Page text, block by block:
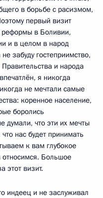
в борьбе с расизмом,
первый визит
реформы в Боливии,
и в целом в народ
забуду гостеприимство,
и народа
я никогда
не мечтали самые
коренное население,
боролись
думали, что эти их мечты
нас будет принимать
к вам глубокое
относимся. Большое
этот визит.
индеец и не заслуживал